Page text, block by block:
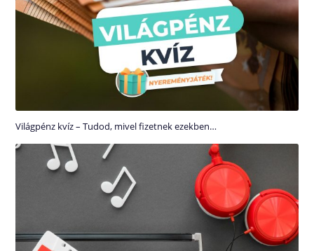
Világpénz kvíz – Tudod, mivel fizetnek ezekben…